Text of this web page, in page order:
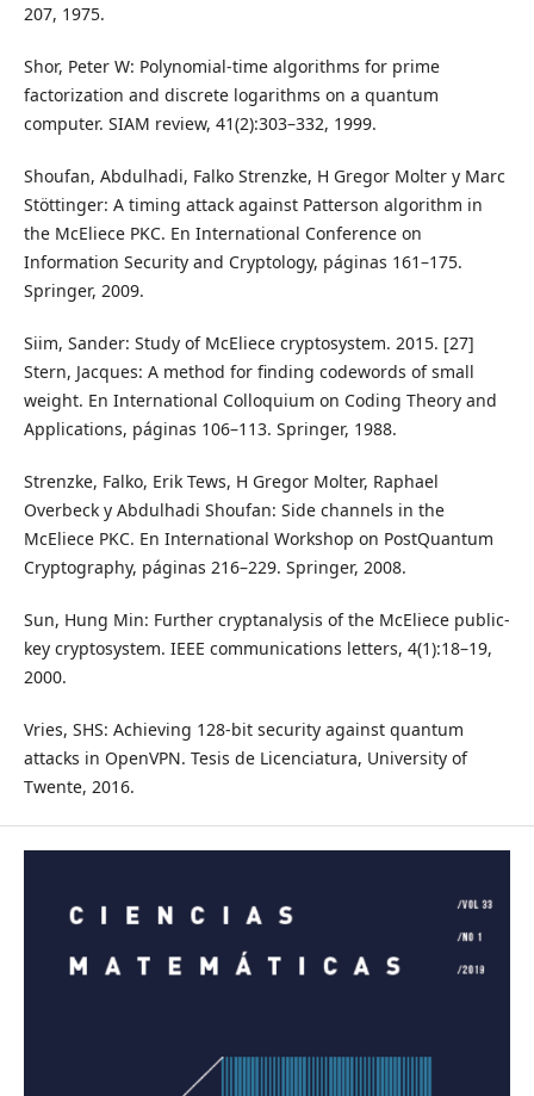
207, 1975.
Shor, Peter W: Polynomial-time algorithms for prime
factorization and discrete logarithms on a quantum
computer. SIAM review, 41(2):303–332, 1999.
Shoufan, Abdulhadi, Falko Strenzke, H Gregor Molter y Marc
Stöttinger: A timing attack against Patterson algorithm in
the McEliece PKC. En International Conference on
Information Security and Cryptology, páginas 161–175.
Springer, 2009.
Siim, Sander: Study of McEliece cryptosystem. 2015. [27]
Stern, Jacques: A method for finding codewords of small
weight. En International Colloquium on Coding Theory and
Applications, páginas 106–113. Springer, 1988.
Strenzke, Falko, Erik Tews, H Gregor Molter, Raphael
Overbeck y Abdulhadi Shoufan: Side channels in the
McEliece PKC. En International Workshop on PostQuantum
Cryptography, páginas 216–229. Springer, 2008.
Sun, Hung Min: Further cryptanalysis of the McEliece public-
key cryptosystem. IEEE communications letters, 4(1):18–19,
2000.
Vries, SHS: Achieving 128-bit security against quantum
attacks in OpenVPN. Tesis de Licenciatura, University of
Twente, 2016.